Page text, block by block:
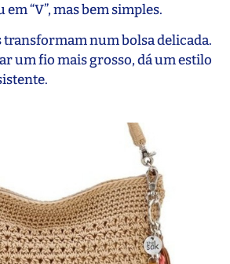
“V”, mas bem simples.
transformam num bolsa delicada.
um fio mais grosso, dá um estilo